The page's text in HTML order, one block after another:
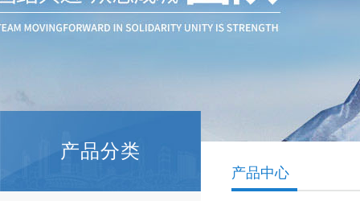
产品分类
产品中心